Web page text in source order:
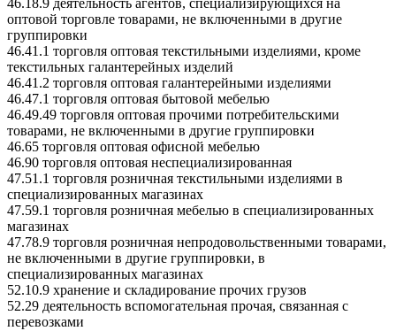
46.18.9 деятельность агентов, специализирующихся на
оптовой торговле товарами, не включенными в другие
группировки
46.41.1 торговля оптовая текстильными изделиями, кроме
текстильных галантерейных изделий
46.41.2 торговля оптовая галантерейными изделиями
46.47.1 торговля оптовая бытовой мебелью
46.49.49 торговля оптовая прочими потребительскими
товарами, не включенными в другие группировки
46.65 торговля оптовая офисной мебелью
46.90 торговля оптовая неспециализированная
47.51.1 торговля розничная текстильными изделиями в
специализированных магазинах
47.59.1 торговля розничная мебелью в специализированных
магазинах
47.78.9 торговля розничная непродовольственными товарами,
не включенными в другие группировки, в
специализированных магазинах
52.10.9 хранение и складирование прочих грузов
52.29 деятельность вспомогательная прочая, связанная с
перевозками